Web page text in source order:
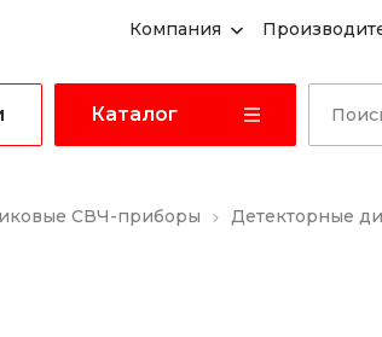
Компания
Каталог
СВЧ-приборы
Детекторные